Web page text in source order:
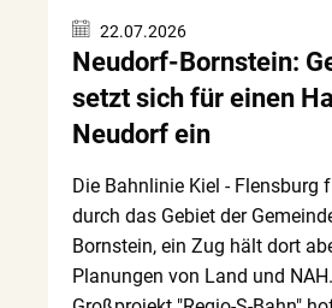
22.07.2026
Neudorf-Bornstein:
setzt sich für einen
Neudorf ein
Die Bahnlinie Kiel - Flensburg
durch das Gebiet der
Bornstein, ein Zug hält dort
Planungen von Land und